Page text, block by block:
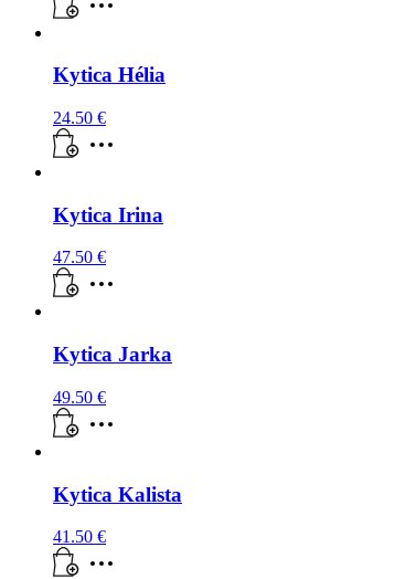
Kytica Hélia
24.50 €
Kytica Irina
47.50 €
Kytica Jarka
49.50 €
Kytica Kalista
41.50 €